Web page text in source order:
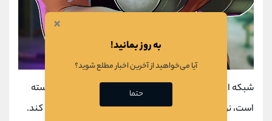
شبکه ارز دیجیتال IOST، با طراحی یک بلاکچین جدید توانسته
است، نوآوری جدیدی در سیستم پردازش تراکنش‌ها ایجاد کند.
×
به روز بمانید!
آیا می‌خواهید از آخرین اخبار مطلع شوید؟
حتما